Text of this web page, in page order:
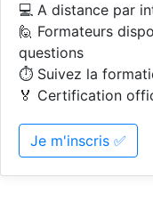
💻 A distance par
🙋 Formateurs
questions
⏱️ Suivez la
🏅 Certification
Je m'inscris ✅